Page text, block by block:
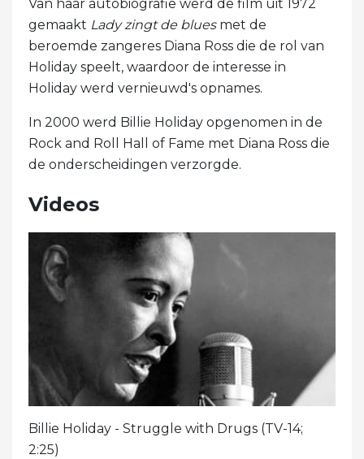
Van haar autobiografie werd de film uit 1972
gemaakt Lady zingt de bluesmet de
beroemde zangeres Diana Ross die de rol van
Holiday speelt, waardoor de interesse in
Holiday werd vernieuwd's opnames.
In 2000 werd Billie Holiday opgenomen in de
Rock and Roll Hall of Fame met Diana Ross die
de onderscheidingen verzorgde.
Videos
Billie Holiday - Struggle with Drugs (TV-14;
2:25)